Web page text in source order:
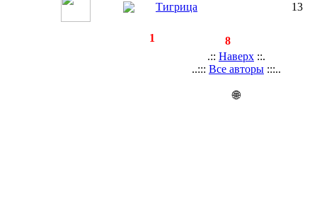
Тигрица 13
1
8
.:: Наверх ::.
..::: Все авторы :::..
🌐